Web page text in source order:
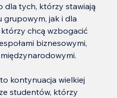
dla tych, którzy stawiają
grupowym, jak i dla
chcą wzbogacić
biznesowymi,
kontynuacja wielkiej
studentów, którzy